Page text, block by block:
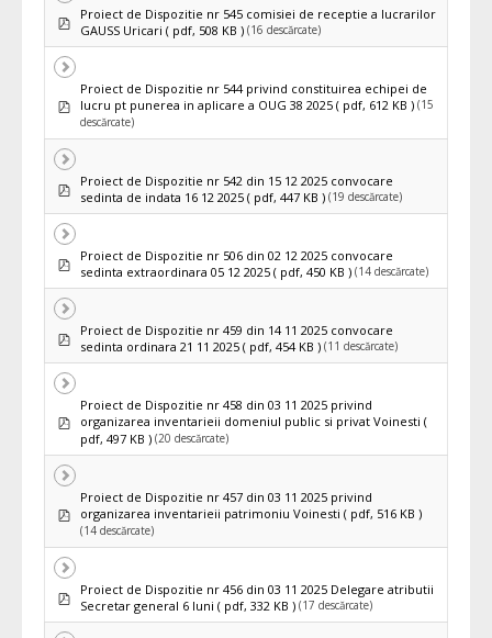
pdfProiect de Dispozitie nr 545 comisiei de receptie a lucrarilor
GAUSS Uricari ( pdf, 508 KB ) (16 descărcate)
pdf
Proiect de Dispozitie nr 544 privind constituirea echipei de
lucru pt punerea in aplicare a OUG 38 2025 ( pdf, 612 KB ) (15
descărcate)
pdfProiect de Dispozitie nr 542 din 15 12 2025 convocare
sedinta de indata 16 12 2025 ( pdf, 447 KB ) (19 descărcate)
pdfProiect de Dispozitie nr 506 din 02 12 2025 convocare
sedinta extraordinara 05 12 2025 ( pdf, 450 KB ) (14 descărcate)
pdfProiect de Dispozitie nr 459 din 14 11 2025 convocare
sedinta ordinara 21 11 2025 ( pdf, 454 KB ) (11 descărcate)
pdf
Proiect de Dispozitie nr 458 din 03 11 2025 privind
organizarea inventarieii domeniul public si privat Voinesti (
pdf, 497 KB ) (20 descărcate)
pdf
Proiect de Dispozitie nr 457 din 03 11 2025 privind
organizarea inventarieii patrimoniu Voinesti ( pdf, 516 KB )
(14 descărcate)
pdfProiect de Dispozitie nr 456 din 03 11 2025 Delegare atributii
Secretar general 6 luni ( pdf, 332 KB ) (17 descărcate)